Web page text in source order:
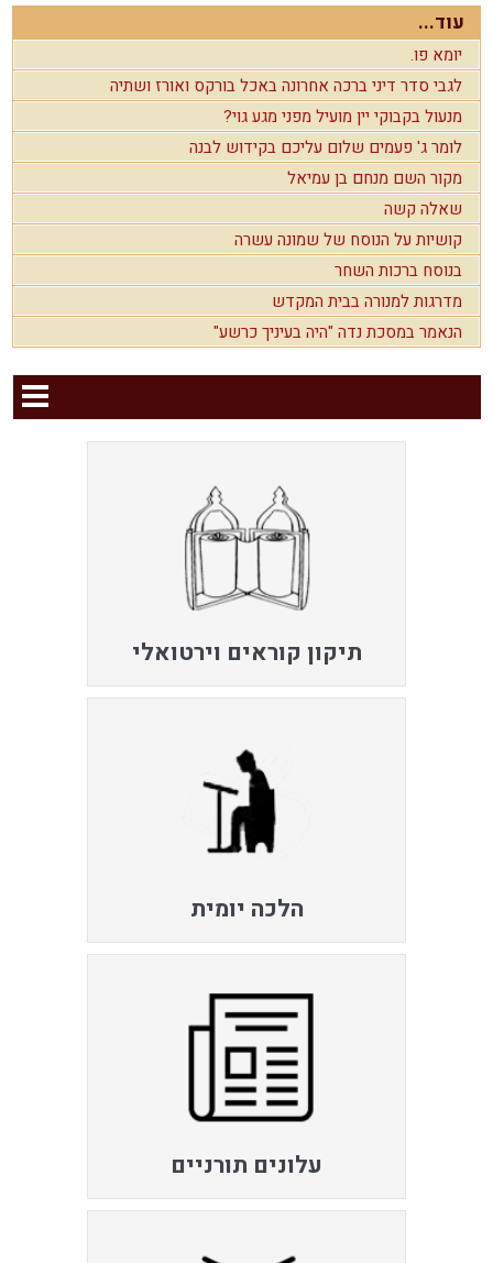
עוד...
יומא פו.
לגבי סדר דיני ברכה אחרונה באכל בורקס ואורז ושתיה
מנעול בקבוקי יין מועיל מפני מגע גוי?
לומר ג' פעמים שלום עליכם בקידוש לבנה
מקור השם מנחם בן עמיאל
שאלה קשה
קושיות על הנוסח של שמונה עשרה
בנוסח ברכות השחר
מדרגות למנורה בבית המקדש
הנאמר במסכת נדה "היה בעיניך כרשע"
תיקון קוראים וירטואלי
הלכה יומית
עלונים תורניים